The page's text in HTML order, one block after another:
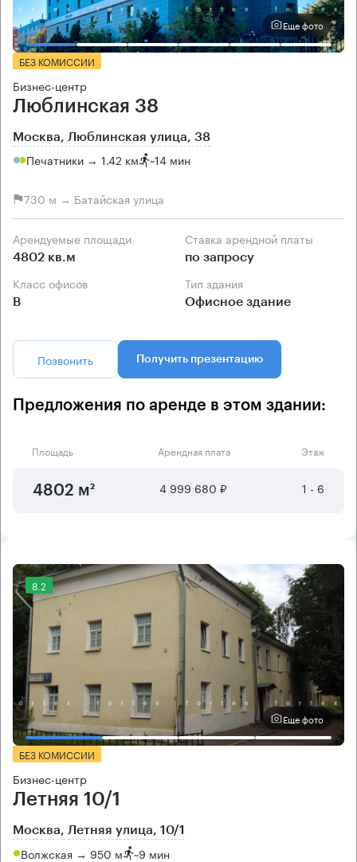
Еще фото
БЕЗ КОМИССИИ
Бизнес-центр
Люблинская 38
Москва, Люблинская улица, 38
Печатники → 1.42 км ~14 мин
730 м → Батайская улица
Арендуемые площади
4802 кв.м
Ставка арендной платы
по запросу
Класс офисов
B
Тип здания
Офисное здание
Позвонить Получить презентацию
Предложения по аренде в этом здании:
Площадь Арендная плата Этаж
4802 м² 4 999 680 ₽ 1 - 6
8.2
Еще фото
БЕЗ КОМИССИИ
Бизнес-центр
Летняя 10/1
Москва, Летняя улица, 10/1
Волжская → 950 м ~9 мин